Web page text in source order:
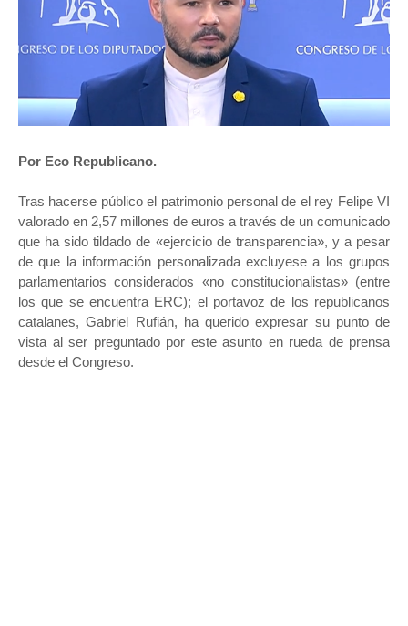
Por Eco Republicano.
Tras hacerse público el patrimonio personal de el rey Felipe VI
valorado en 2,57 millones de euros a través de un comunicado
que ha sido tildado de «ejercicio de transparencia», y a pesar
de que la información personalizada excluyese a los grupos
parlamentarios considerados «no constitucionalistas» (entre
los que se encuentra ERC); el portavoz de los republicanos
catalanes, Gabriel Rufián, ha querido expresar su punto de
vista al ser preguntado por este asunto en rueda de prensa
desde el Congreso.